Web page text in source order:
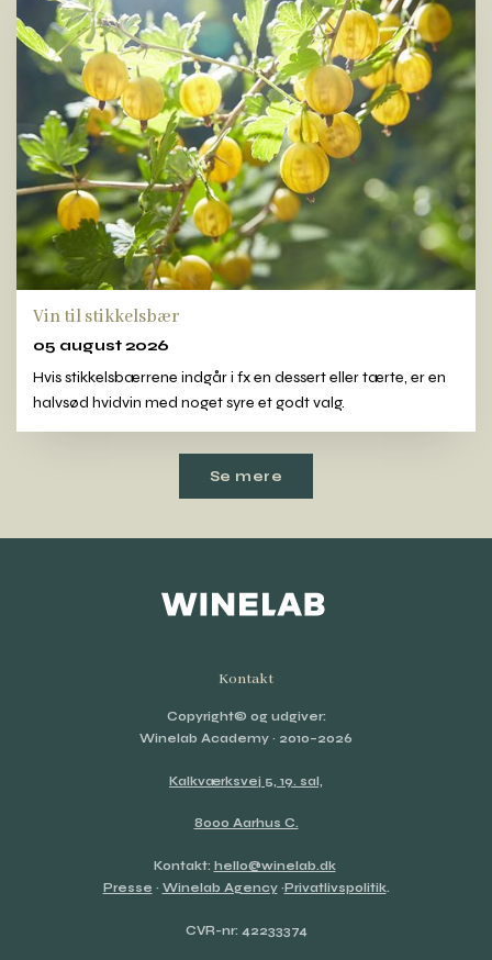
Vin til stikkelsbær
05 august 2026
Hvis stikkelsbærrene indgår i fx en dessert eller tærte, er en
halvsød hvidvin med noget syre et godt valg.
Se mere
Kontakt
Copyright© og udgiver:
Winelab Academy · 2010–2026
Kalkværksvej 5, 19. sal,
8000 Aarhus C.
Kontakt: hello@winelab.dk
Presse · Winelab Agency· Privatlivspolitik.
CVR-nr: 42233374